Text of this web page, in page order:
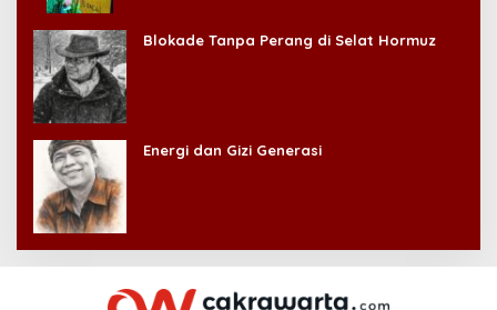
Blokade Tanpa Perang di Selat Hormuz
Energi dan Gizi Generasi